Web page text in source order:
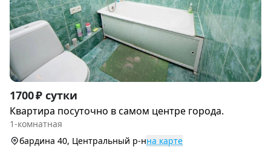
Item
1
of
1700 ₽ сутки
Квартира посуточно в самом центре города.
1-комнатная
бардина 40, Центральный р-нна карте